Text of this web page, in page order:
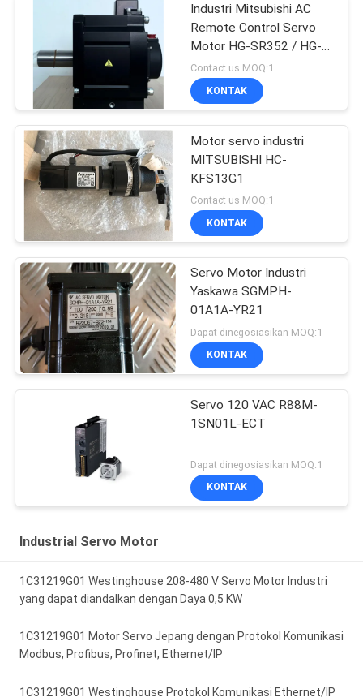
Industri Mitsubishi AC
Remote Control Servo
Motor HG-SR352 / HG-
SR352J 3000rpm
Contact us MOQ:1
KONTAK
Motor servo industri
MITSUBISHI HC-
KFS13G1
Contact us MOQ:1
KONTAK
Servo Motor Industri
Yaskawa SGMPH-
01A1A-YR21
Dapat dinegosiasikan MOQ:1
KONTAK
Servo 120 VAC R88M-
1SN01L-ECT
Dapat dinegosiasikan MOQ:1
KONTAK
Industrial Servo Motor
1C31219G01 Westinghouse 208-480 V Servo Motor Industri
yang dapat diandalkan dengan Daya 0,5 KW
1C31219G01 Motor Servo Jepang dengan Protokol Komunikasi
Modbus, Profibus, Profinet, Ethernet/IP
1C31219G01 Westinghouse Protokol Komunikasi Ethernet/IP